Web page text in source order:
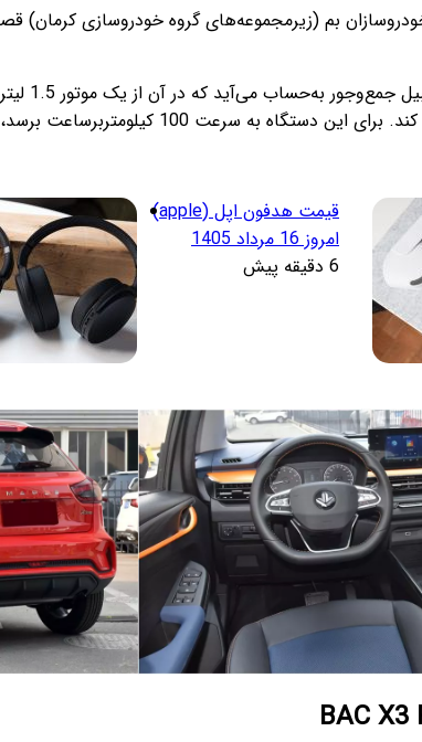
100 کیلومتربرساعت برسد، به 11.4 ثانیه زمان نیاز است.
قیمت هدفون اپل (apple)
امروز 16 مرداد 1405
6 دقیقه پیش